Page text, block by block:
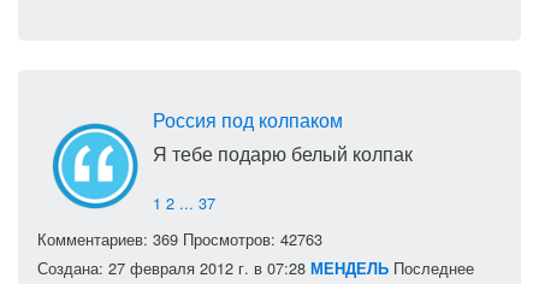
Россия под колпаком
Я тебе подарю белый колпак
1 2 ... 37
Комментариев: 369 Просмотров: 42763
Создана: 27 февраля 2012 г. в 07:28 МЕНДЕЛЬ Последнее